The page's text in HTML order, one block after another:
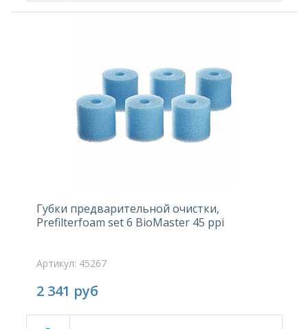
Губки предварительной очистки,
Prefilterfoam set 6 BioMaster 45 ppi
Артикул: 45267
2 341 руб